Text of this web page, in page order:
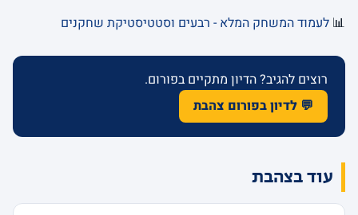
📊 לעמוד המשחק המלא - רבעים וסטטיסטיקת שחקנים
רוצים להגיב? הדיון מתקיים בפורום.
💬 לדיון בפורום צהבת
עוד בצהבת